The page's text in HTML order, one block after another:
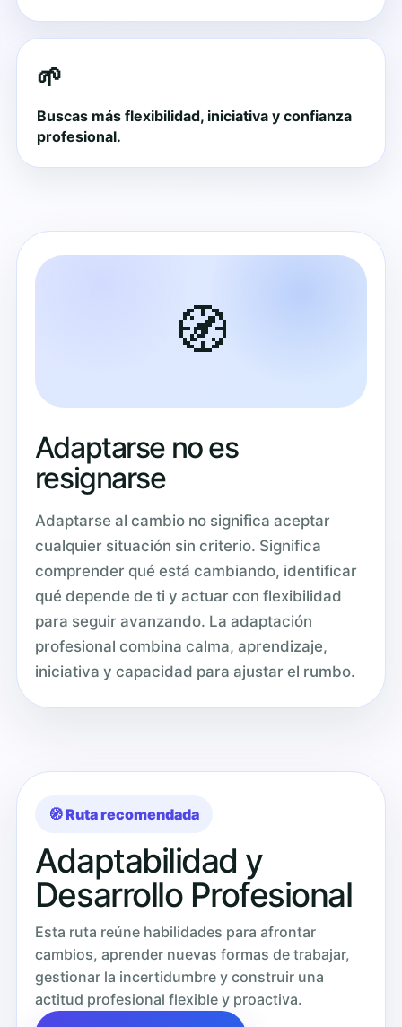
🌱
Buscas más flexibilidad, iniciativa y confianza
profesional.
🧭
Adaptarse no es
resignarse
Adaptarse al cambio no significa aceptar
cualquier situación sin criterio. Significa
comprender qué está cambiando, identificar
qué depende de ti y actuar con flexibilidad
para seguir avanzando. La adaptación
profesional combina calma, aprendizaje,
iniciativa y capacidad para ajustar el rumbo.
🧭 Ruta recomendada
Adaptabilidad y
Desarrollo Profesional
Esta ruta reúne habilidades para afrontar
cambios, aprender nuevas formas de trabajar,
gestionar la incertidumbre y construir una
actitud profesional flexible y proactiva.